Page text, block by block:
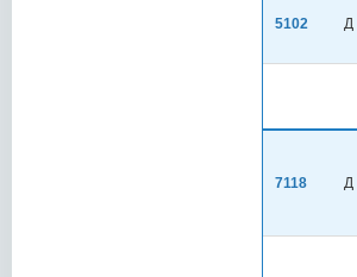
5102 Д
7118 Д